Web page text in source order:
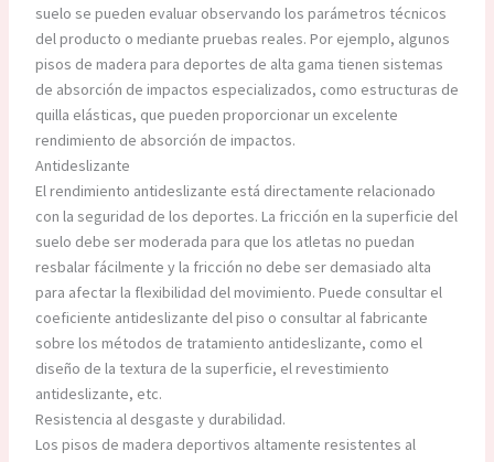
suelo se pueden evaluar observando los parámetros técnicos
del producto o mediante pruebas reales. Por ejemplo, algunos
pisos de madera para deportes de alta gama tienen sistemas
de absorción de impactos especializados, como estructuras de
quilla elásticas, que pueden proporcionar un excelente
rendimiento de absorción de impactos.
Antideslizante
El rendimiento antideslizante está directamente relacionado
con la seguridad de los deportes. La fricción en la superficie del
suelo debe ser moderada para que los atletas no puedan
resbalar fácilmente y la fricción no debe ser demasiado alta
para afectar la flexibilidad del movimiento. Puede consultar el
coeficiente antideslizante del piso o consultar al fabricante
sobre los métodos de tratamiento antideslizante, como el
diseño de la textura de la superficie, el revestimiento
antideslizante, etc.
Resistencia al desgaste y durabilidad.
Los pisos de madera deportivos altamente resistentes al